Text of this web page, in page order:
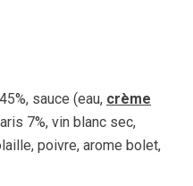
sauce (eau, crème
7%, vin blanc sec,
poivre, arome bolet,